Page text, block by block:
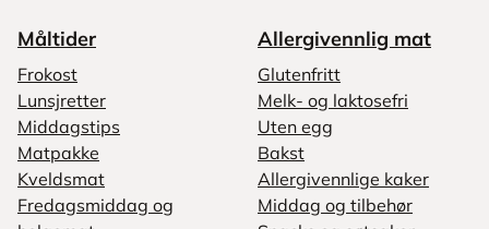
Måltider
Frokost
Lunsjretter
Middagstips
Matpakke
Kveldsmat
Fredagsmiddag og
Allergivennlig mat
Glutenfritt
Melk- og laktosefri
Uten egg
Bakst
Allergivennlige kaker
Middag og tilbehør